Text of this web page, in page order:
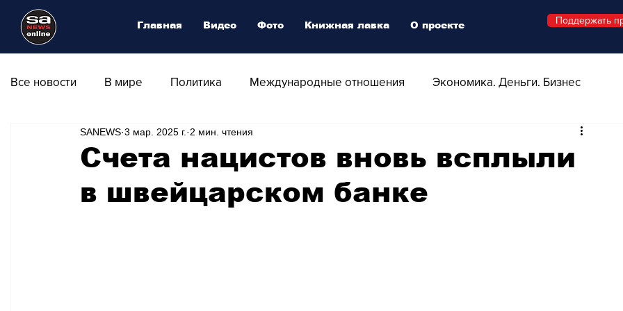
Все новости В мире Политика Международные отношения Экономика. Деньги. Бизнес
Общество Армия Аналитика
Транспорт Культура Магия искусства Swiss Афиша Стиль
Счета нацистов вновь всплыли
в швейцарском банке
SANEWS 3 мар. 2025 г. 2 мин. чтения
Главная Видео Фото Книжная лавка О проекте Поддержать